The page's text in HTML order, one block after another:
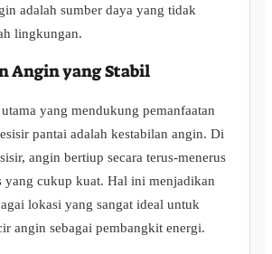
adalah sumber daya yang tidak
lingkungan.
Angin yang Stabil
yang mendukung pemanfaatan
pantai adalah kestabilan angin. Di
angin bertiup secara terus-menerus
yang cukup kuat. Hal ini menjadikan
lokasi yang sangat ideal untuk
angin sebagai pembangkit energi.